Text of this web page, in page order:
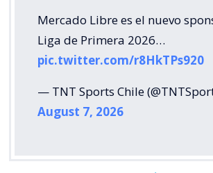
Mercado Libre es el nuevo
Liga de Primera 2026…
pic.twitter.com/r8HkTPs920
— TNT Sports Chile
August 7, 2026